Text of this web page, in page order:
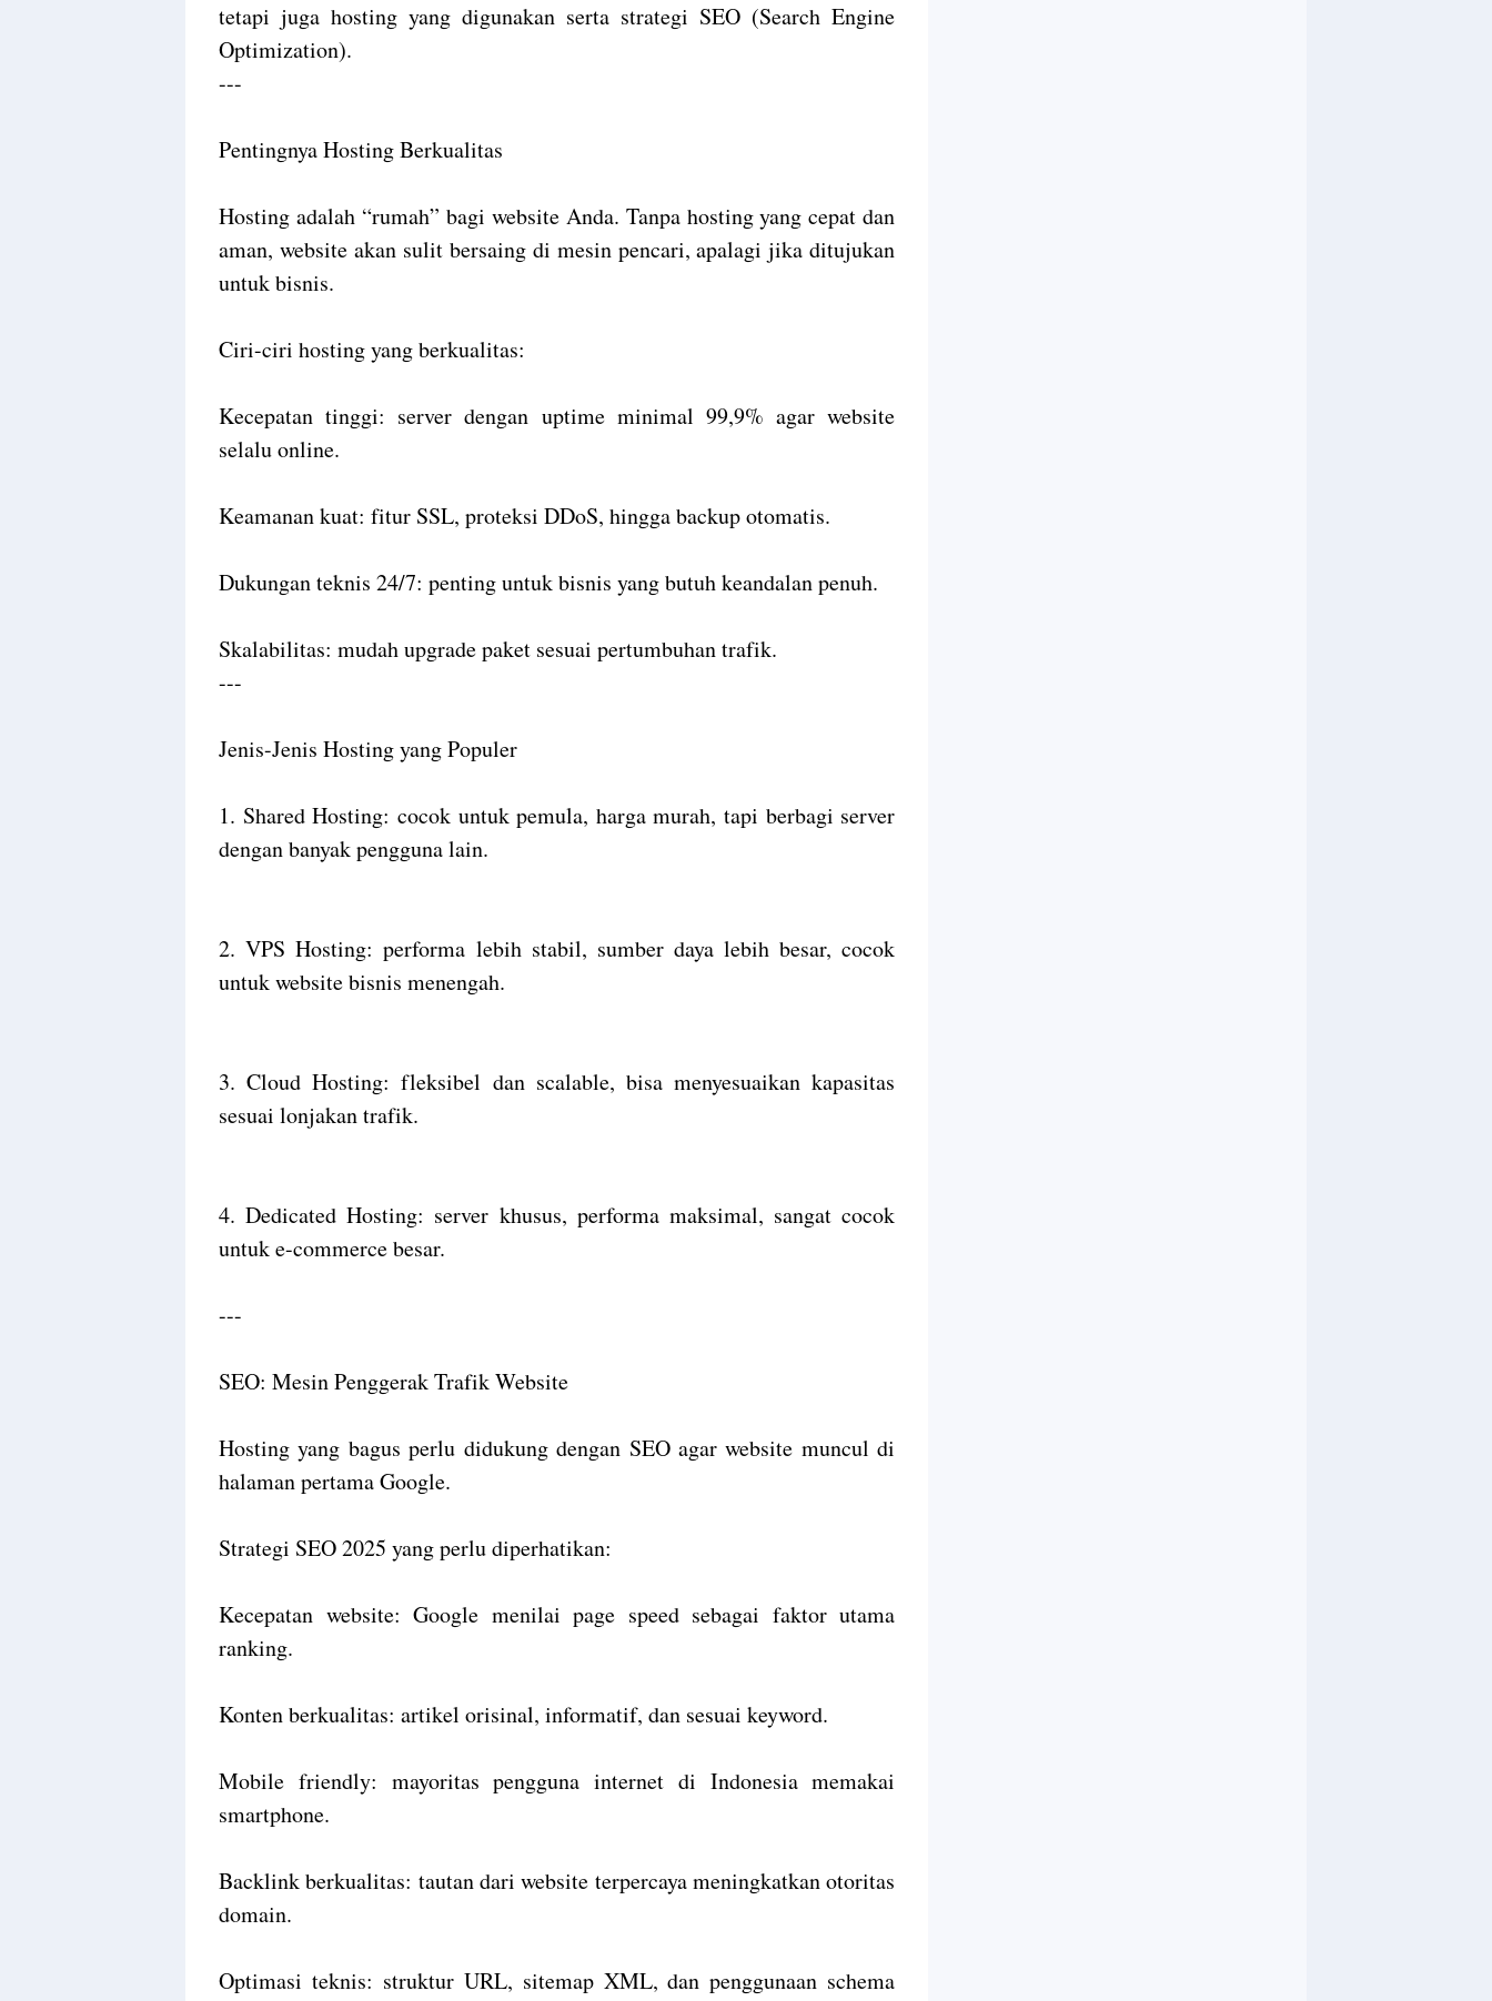
tetapi juga hosting yang digunakan serta strategi SEO (Search Engine
Optimization).
---
Pentingnya Hosting Berkualitas
Hosting adalah “rumah” bagi website Anda. Tanpa hosting yang cepat dan
aman, website akan sulit bersaing di mesin pencari, apalagi jika ditujukan
untuk bisnis.
Ciri-ciri hosting yang berkualitas:
Kecepatan tinggi: server dengan uptime minimal 99,9% agar website
selalu online.
Keamanan kuat: fitur SSL, proteksi DDoS, hingga backup otomatis.
Dukungan teknis 24/7: penting untuk bisnis yang butuh keandalan penuh.
Skalabilitas: mudah upgrade paket sesuai pertumbuhan trafik.
---
Jenis-Jenis Hosting yang Populer
1. Shared Hosting: cocok untuk pemula, harga murah, tapi berbagi server
dengan banyak pengguna lain.
2. VPS Hosting: performa lebih stabil, sumber daya lebih besar, cocok
untuk website bisnis menengah.
3. Cloud Hosting: fleksibel dan scalable, bisa menyesuaikan kapasitas
sesuai lonjakan trafik.
4. Dedicated Hosting: server khusus, performa maksimal, sangat cocok
untuk e-commerce besar.
---
SEO: Mesin Penggerak Trafik Website
Hosting yang bagus perlu didukung dengan SEO agar website muncul di
halaman pertama Google.
Strategi SEO 2025 yang perlu diperhatikan:
Kecepatan website: Google menilai page speed sebagai faktor utama
ranking.
Konten berkualitas: artikel orisinal, informatif, dan sesuai keyword.
Mobile friendly: mayoritas pengguna internet di Indonesia memakai
smartphone.
Backlink berkualitas: tautan dari website terpercaya meningkatkan otoritas
domain.
Optimasi teknis: struktur URL, sitemap XML, dan penggunaan schema